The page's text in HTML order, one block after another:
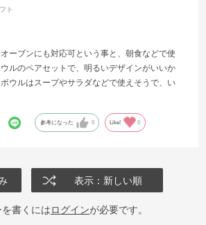
ト
ーブンにも対応可という事と、朝食などで使
ルのペアセットで、明るいデザインがいいか
ウルはスープやサラダなどで使えそうで、い
参考になった 0 Like! 0
表示：新しい順
書くにはログインが必要です。